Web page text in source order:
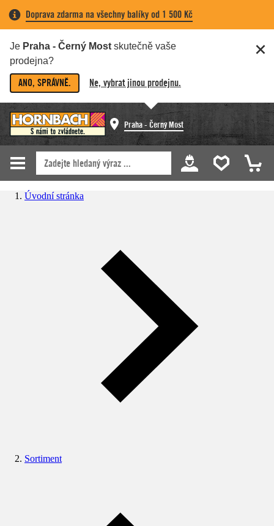
Doprava zdarma na všechny balíky od 1 500 Kč
Je Praha - Černý Most skutečně vaše
prodejna?
ANO, SPRÁVNĚ. Ne, vybrat jinou prodejnu.
Praha - Černý Most
Úvodní stránka
Sortiment